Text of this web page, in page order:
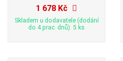
1 678 Kč
Skladem u dodavatele (dodání
do 4 prac. dnů): 5 ks